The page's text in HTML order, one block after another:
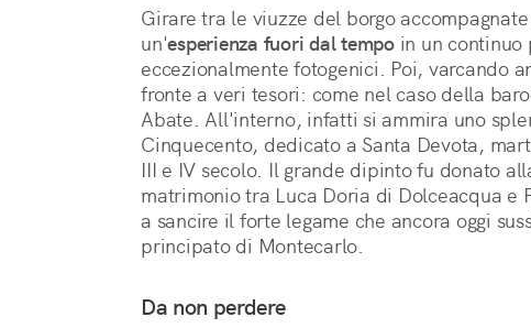
Girare tra le viuzze del borgo
un'esperienza fuori dal tempo in un continuo
eccezionalmente fotogenici. Poi, varcando
fronte a veri tesori: come nel caso della
Abate. All'interno, infatti si ammira uno
Cinquecento, dedicato a Santa Devota,
III e IV secolo. Il grande dipinto fu donato
matrimonio tra Luca Doria di Dolceacqua e
a sancire il forte legame che ancora oggi
principato di Montecarlo.
Da non perdere